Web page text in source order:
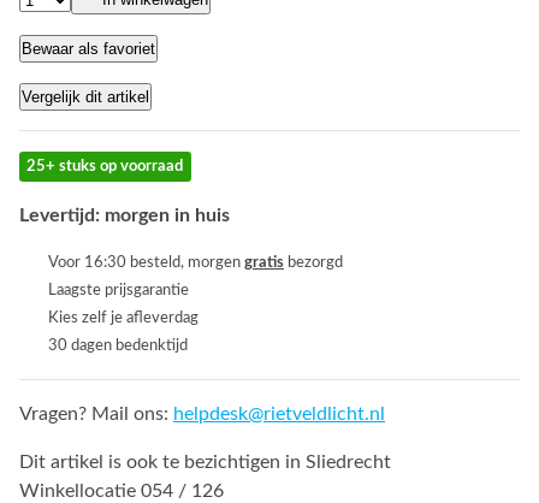
Bewaar als favoriet
Vergelijk dit artikel
25+ stuks op voorraad
Levertijd: morgen in huis
Voor 16:30 besteld, morgen gratis bezorgd
Laagste prijsgarantie
Kies zelf je afleverdag
30 dagen bedenktijd
Vragen? Mail ons: helpdesk@rietveldlicht.nl
Dit artikel is ook te bezichtigen in Sliedrecht
Winkellocatie 054 / 126